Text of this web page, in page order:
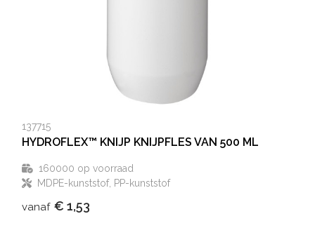
137715
HYDROFLEX™ KNIJP KNIJPFLES VAN 500 ML
160000 op voorraad
MDPE-kunststof, PP-kunststof
vanaf € 1,53